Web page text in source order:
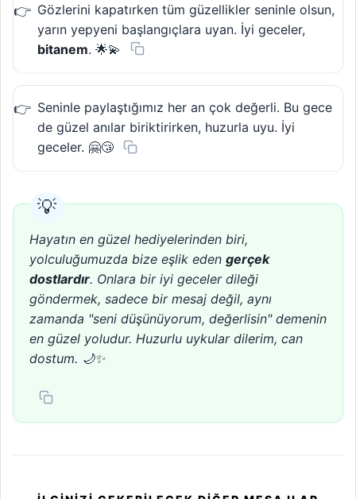
Gözlerini kapatırken tüm güzellikler seninle olsun,
yarın yepyeni başlangıçlara uyan. İyi geceler,
bitanem. 🌟💫
Seninle paylaştığımız her an çok değerli. Bu gece
de güzel anılar biriktirirken, huzurla uyu. İyi
geceler. 🤗😴
Hayatın en güzel hediyelerinden biri,
yolculuğumuzda bize eşlik eden gerçek
dostlardır. Onlara bir iyi geceler dileği
göndermek, sadece bir mesaj değil, aynı
zamanda "seni düşünüyorum, değerlisin" demenin
en güzel yoludur. Huzurlu uykular dilerim, can
dostum. 🌙✨